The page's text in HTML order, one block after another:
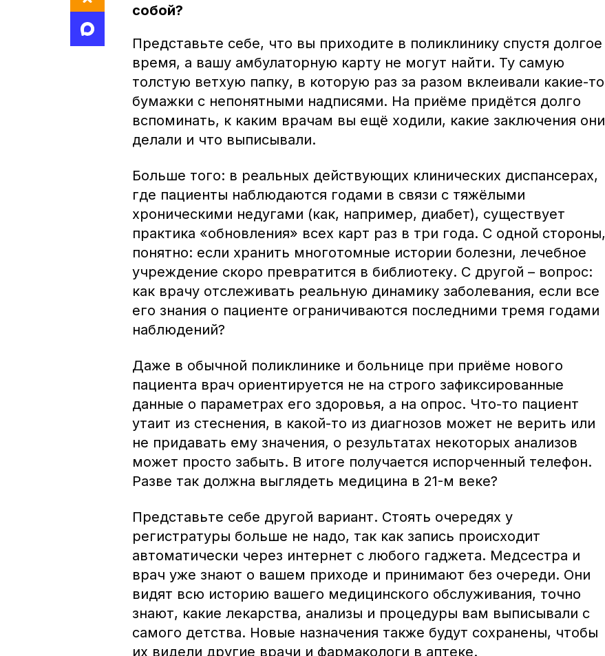
собой?
Представьте себе, что вы приходите в поликлинику спустя долгое
время, а вашу амбулаторную карту не могут найти. Ту самую
толстую ветхую папку, в которую раз за разом вклеивали какие-то
бумажки с непонятными надписями. На приёме придётся долго
вспоминать, к каким врачам вы ещё ходили, какие заключения они
делали и что выписывали.
Больше того: в реальных действующих клинических диспансерах,
где пациенты наблюдаются годами в связи с тяжёлыми
хроническими недугами (как, например, диабет), существует
практика «обновления» всех карт раз в три года. С одной стороны,
понятно: если хранить многотомные истории болезни, лечебное
учреждение скоро превратится в библиотеку. С другой – вопрос:
как врачу отслеживать реальную динамику заболевания, если все
его знания о пациенте ограничиваются последними тремя годами
наблюдений?
Даже в обычной поликлинике и больнице при приёме нового
пациента врач ориентируется не на строго зафиксированные
данные о параметрах его здоровья, а на опрос. Что-то пациент
утаит из стеснения, в какой-то из диагнозов может не верить или
не придавать ему значения, о результатах некоторых анализов
может просто забыть. В итоге получается испорченный телефон.
Разве так должна выглядеть медицина в 21-м веке?
Представьте себе другой вариант. Стоять очередях у
регистратуры больше не надо, так как запись происходит
автоматически через интернет с любого гаджета. Медсестра и
врач уже знают о вашем приходе и принимают без очереди. Они
видят всю историю вашего медицинского обслуживания, точно
знают, какие лекарства, анализы и процедуры вам выписывали с
самого детства. Новые назначения также будут сохранены, чтобы
их видели другие врачи и фармакологи в аптеке.